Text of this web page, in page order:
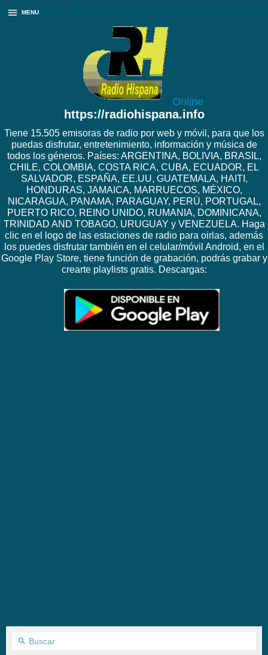
https://www.radiohispana.info/assets/images/
Online
https://radiohispana.info
Tiene 15.505 emisoras de radio por web y móvil, para que los
puedas disfrutar, entretenimiento, información y música de
todos los géneros. Países: ARGENTINA, BOLIVIA, BRASIL,
CHILE, COLOMBIA, COSTA RICA, CUBA, ECUADOR, EL
SALVADOR, ESPAÑA, EE.UU, GUATEMALA, HAITI,
HONDURAS, JAMAICA, MARRUECOS, MÉXICO,
NICARAGUA, PANAMA, PARAGUAY, PERÚ, PORTUGAL,
PUERTO RICO, REINO UNIDO, RUMANIA, DOMINICANA,
TRINIDAD AND TOBAGO, URUGUAY y VENEZUELA. Haga
clic en el logo de las estaciones de radio para oirlas, además
los puedes disfrutar también en el celular/móvil Android, en el
Google Play Store, tiene función de grabación, podrás grabar y
crearte playlists gratis. Descargas:
MENU